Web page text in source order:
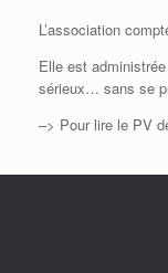
L’association
Elle est
sérieux… sans se
–> Pour lire le PV